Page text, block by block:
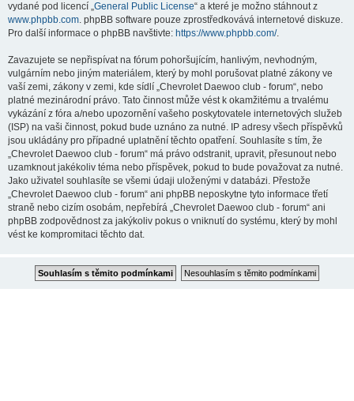
vydané pod licencí „General Public License“ a které je možno stáhnout z
www.phpbb.com. phpBB software pouze zprostředkovává internetové diskuze.
Pro další informace o phpBB navštivte: https://www.phpbb.com/.
Zavazujete se nepřispívat na fórum pohoršujícím, hanlivým, nevhodným,
vulgárním nebo jiným materiálem, který by mohl porušovat platné zákony ve
vaší zemi, zákony v zemi, kde sídlí „Chevrolet Daewoo club - forum“, nebo
platné mezinárodní právo. Tato činnost může vést k okamžitému a trvalému
vykázání z fóra a/nebo upozornění vašeho poskytovatele internetových služeb
(ISP) na vaši činnost, pokud bude uznáno za nutné. IP adresy všech příspěvků
jsou ukládány pro případné uplatnění těchto opatření. Souhlasíte s tím, že
„Chevrolet Daewoo club - forum“ má právo odstranit, upravit, přesunout nebo
uzamknout jakékoliv téma nebo příspěvek, pokud to bude považovat za nutné.
Jako uživatel souhlasíte se všemi údaji uloženými v databázi. Přestože
„Chevrolet Daewoo club - forum“ ani phpBB neposkytne tyto informace třetí
straně nebo cizím osobám, nepřebírá „Chevrolet Daewoo club - forum“ ani
phpBB zodpovědnost za jakýkoliv pokus o vniknutí do systému, který by mohl
vést ke kompromitaci těchto dat.